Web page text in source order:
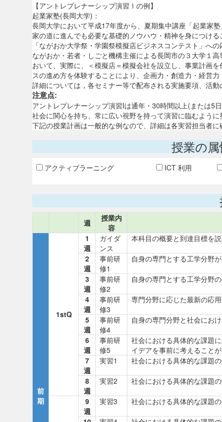
【アントレプレナーシップ演習Ⅰの例】
起業家塾(長岡大学)：
長岡大学において平成17年度から、夏期集中講座「起業家
家の道に進んでも必要な基礎的ノウハウ・精神を身につけ
「ながおか大学祭・学園祭模擬店ビジネスコンテスト」へ
ながおか・若者・しごと機構主催による長岡市の３大学１
おいて、実際に、＜模擬店＝模擬会社を設立し、事業計画
スの進め方を体験することにより、企画力・創造力・経営
詳細については，各セミナー等で配布される実施要項、活
注意点:
アントレプレナーシップ演習Iは通年・30時間以上(または5
社会に関心を持ち、常に広い視野を持って演習に臨むよう
下記の授業計画は一般的な例なので、詳細は各実習担当者
授業の
アクティブラーニング ICT 利用
週
授業内
容
前
期
1stQ
1
週
ガイダ
ンス
本科目の概要と到達目標を
2
週
事前研
修1
自身の専門とする工学分野
3
週
事前研
修2
自身の専門とする工学分野
4
週
事前研
修3
専門分野に応じた最新の応
5
週
事前研
修4
自身の専門分野と社会にお
6
週
事前研
修5
社会における具体的な課題
イデアを事前に考えること
7
週
実習1 社会における具体的な課題
8
週
実習2 社会における具体的な課題
9
週
実習3 社会における具体的な課題